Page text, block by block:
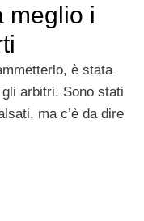
meglio i
è stata
arbitri. Sono stati
ma c’è da dire